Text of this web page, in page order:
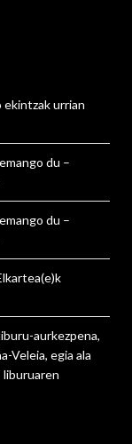
ekintzak urrian
du –
du –
(e)k
aurkezpena,
Veleia, egia ala
liburuaren